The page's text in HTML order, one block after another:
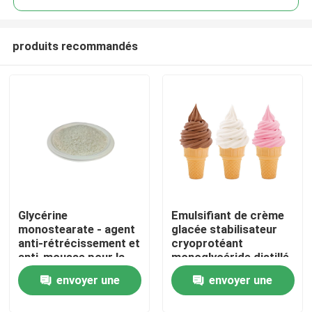
Maison
Produits
produits recommandés
Glycérine
monostearate - agent
anti-rétrécissement et
anti-mousse pour la
mousse EPE
envoyer une
Emulsifiant de crème
glacée stabilisateur
cryoprotéant
monoglycéride distillé
E471 usine de Chine
envoyer une